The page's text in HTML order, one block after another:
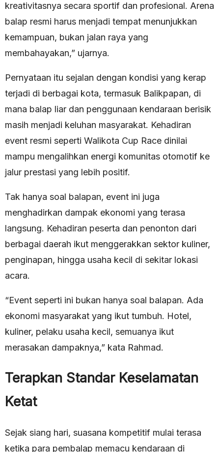
kreativitasnya secara sportif dan profesional. Arena
balap resmi harus menjadi tempat menunjukkan
kemampuan, bukan jalan raya yang
membahayakan,” ujarnya.
Pernyataan itu sejalan dengan kondisi yang kerap
terjadi di berbagai kota, termasuk Balikpapan, di
mana balap liar dan penggunaan kendaraan berisik
masih menjadi keluhan masyarakat. Kehadiran
event resmi seperti Walikota Cup Race dinilai
mampu mengalihkan energi komunitas otomotif ke
jalur prestasi yang lebih positif.
Tak hanya soal balapan, event ini juga
menghadirkan dampak ekonomi yang terasa
langsung. Kehadiran peserta dan penonton dari
berbagai daerah ikut menggerakkan sektor kuliner,
penginapan, hingga usaha kecil di sekitar lokasi
acara.
“Event seperti ini bukan hanya soal balapan. Ada
ekonomi masyarakat yang ikut tumbuh. Hotel,
kuliner, pelaku usaha kecil, semuanya ikut
merasakan dampaknya,” kata Rahmad.
Terapkan Standar Keselamatan
Ketat
Sejak siang hari, suasana kompetitif mulai terasa
ketika para pembalap memacu kendaraan di